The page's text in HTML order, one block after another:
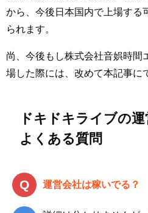
から、今後日本国内で上場する
られます。
尚、今後もし株式会社音娯時間
場した際には、改めて本記事に
ドキドキライブの
よくある質問
運営会社は稼いでる？